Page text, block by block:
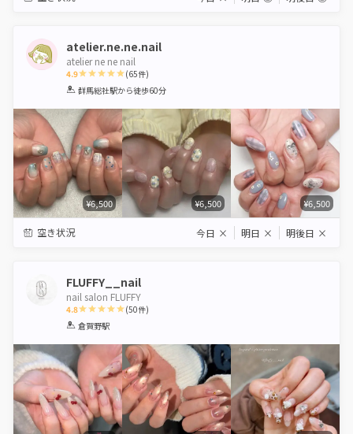
atelier.ne.ne.nail
atelier ne ne nail
4.9
1 2 3 4 5
(65件)
群馬総社駅から徒歩60分
¥6,500 ¥6,500 ¥6,500
空き状況 今日 × 明日 × 明後日 ×
FLUFFY__nail
nail salon FLUFFY
4.8
1 2 3 4
(50件)
倉賀野駅